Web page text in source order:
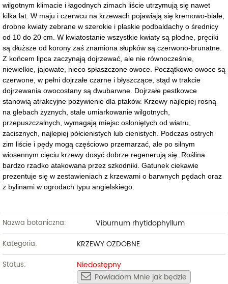
wilgotnym klimacie i łagodnych zimach liście utrzymują się nawet
kilka lat. W maju i czerwcu na krzewach pojawiają się kremowo-białe,
drobne kwiaty zebrane w szerokie i płaskie podbaldachy o średnicy
od 10 do 20 cm. W kwiatostanie wszystkie kwiaty są płodne, pręciki
są dłuższe od korony zaś znamiona słupków są czerwono-brunatne.
Z końcem lipca zaczynają dojrzewać, ale nie równocześnie,
niewielkie, jajowate, nieco spłaszczone owoce. Początkowo owoce są
czerwone, w pełni dojrzałe czarne i błyszczące, stąd w trakcie
dojrzewania owocostany są dwubarwne. Dojrzałe pestkowce
stanowią atrakcyjne pożywienie dla ptaków. Krzewy najlepiej rosną
na glebach żyznych, stale umiarkowanie wilgotnych,
przepuszczalnych, wymagają miejsc osłoniętych od wiatru,
zacisznych, najlepiej półcienistych lub cienistych. Podczas ostrych
zim liście i pędy mogą częściowo przemarzać, ale po silnym
wiosennym cięciu krzewy dosyć dobrze regenerują się. Roślina
bardzo rzadko atakowana przez szkodniki. Gatunek ciekawie
prezentuje się w zestawieniach z krzewami o barwnych pędach oraz
z bylinami w ogrodach typu angielskiego.
Nazwa botaniczna: Viburnum rhytidophyllum
Kategoria: KRZEWY OZDOBNE
Status:
Niedostępny
Powiadom Mnie jak będzie